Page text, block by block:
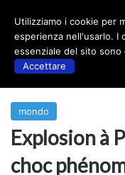
mondo
Explosion à
choc
Utilizziamo i cookie per
esperienza nell'usarlo. I
essenziale del sito
Accettare